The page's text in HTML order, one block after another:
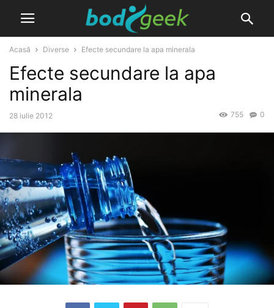
Acasă Diverse Efecte secundare la apa minerala
Efecte secundare la apa
minerala
28 iulie 2012 0
755